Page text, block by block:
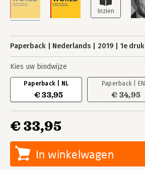
Paperback Nederlands 2019 1e druk
Kies uw bindwijze
Paperback | NL
€ 33,95
Paperback | EN
€ 34,95
€ 33,95
In winkelwagen